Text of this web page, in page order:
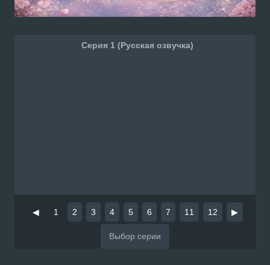
Серия 1 (Русская озвучка)
◀ 1 2 3 4 5 6 7 11 12 ▶